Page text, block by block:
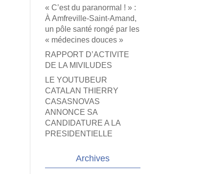
« C’est du paranormal ! » :
À Amfreville-Saint-Amand,
un pôle santé rongé par les
« médecines douces »
RAPPORT D’ACTIVITE
DE LA MIVILUDES
LE YOUTUBEUR
CATALAN THIERRY
CASASNOVAS
ANNONCE SA
CANDIDATURE A LA
PRESIDENTIELLE
Archives